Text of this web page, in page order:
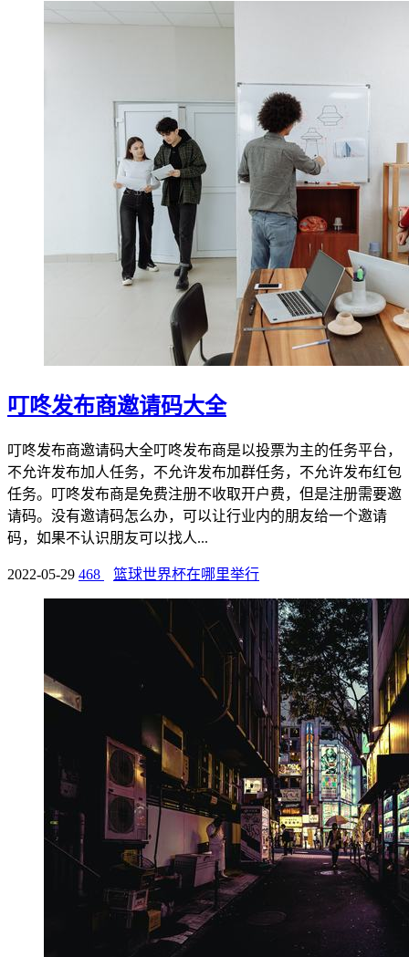
叮咚发布商邀请码大全
叮咚发布商邀请码大全叮咚发布商是以投票为主的任务平台，
不允许发布加人任务，不允许发布加群任务，不允许发布红包
任务。叮咚发布商是免费注册不收取开户费，但是注册需要邀
请码。没有邀请码怎么办，可以让行业内的朋友给一个邀请
码，如果不认识朋友可以找人...
2022-05-29 468 篮球世界杯在哪里举行